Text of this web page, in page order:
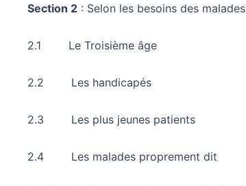
Section 2 : Selon les besoins des malades
2.1 Le Troisième âge
2.2 Les handicapés
2.3 Les plus jeunes patients
2.4 Les malades proprement dit